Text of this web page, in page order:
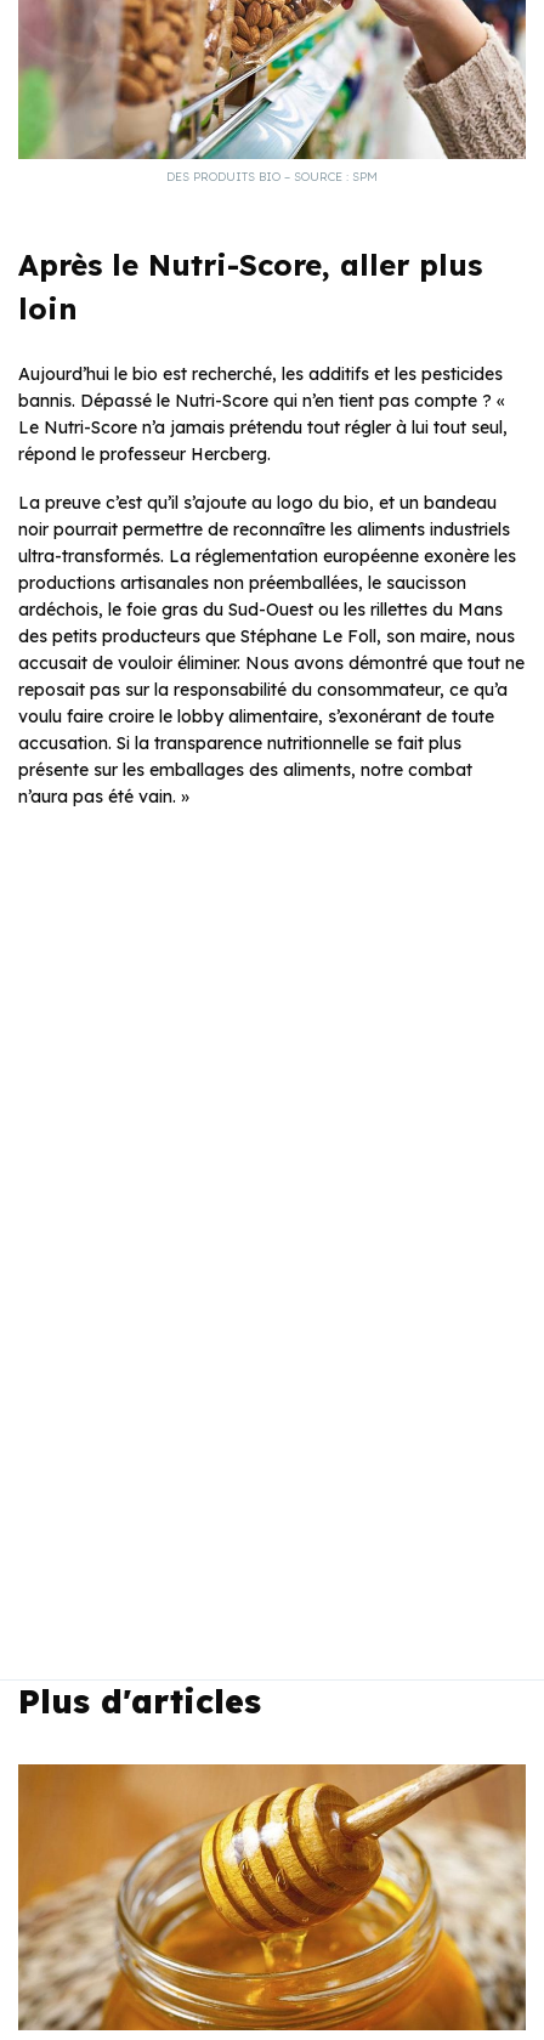
DES PRODUITS BIO – SOURCE : SPM
Après le Nutri-Score, aller plus
loin
Aujourd’hui le bio est recherché, les additifs et les pesticides
bannis. Dépassé le Nutri-Score qui n’en tient pas compte ? «
Le Nutri-Score n’a jamais prétendu tout régler à lui tout seul,
répond le professeur Hercberg.
La preuve c’est qu’il s’ajoute au logo du bio, et un bandeau
noir pourrait permettre de reconnaître les aliments industriels
ultra-transformés. La réglementation européenne exonère les
productions artisanales non préemballées, le saucisson
ardéchois, le foie gras du Sud-Ouest ou les rillettes du Mans
des petits producteurs que Stéphane Le Foll, son maire, nous
accusait de vouloir éliminer. Nous avons démontré que tout ne
reposait pas sur la responsabilité du consommateur, ce qu’a
voulu faire croire le lobby alimentaire, s’exonérant de toute
accusation. Si la transparence nutritionnelle se fait plus
présente sur les emballages des aliments, notre combat
n’aura pas été vain. »
Plus d'articles